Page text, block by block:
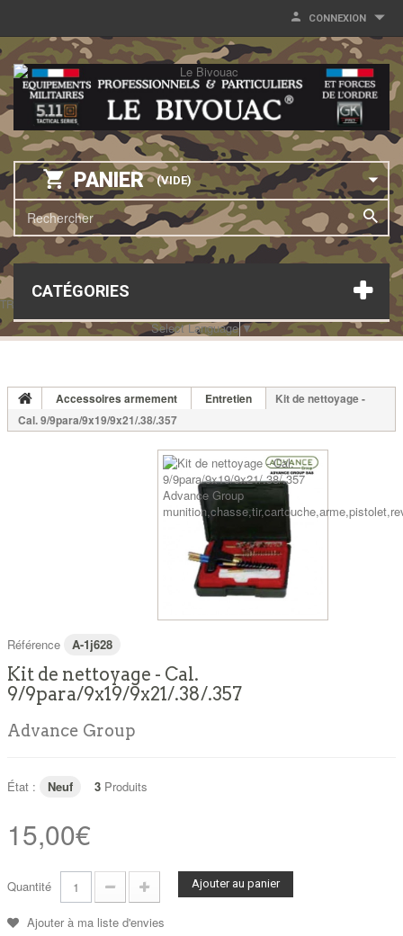
CONNEXION
PANIER (VIDE)
CATÉGORIES
TRANSLATE THIS PAGE
Select Language▼
Accessoires armement Entretien
Kit de nettoyage -
Cal. 9/9para/9x19/9x21/.38/.357
Référence A-1j628
Kit de nettoyage - Cal.
9/9para/9x19/9x21/.38/.357
Advance Group
État : Neuf 3 Produits
15,00€
Quantité Ajouter au panier
Ajouter à ma liste d'envies